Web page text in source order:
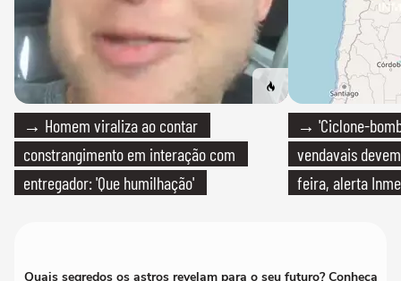
→ Homem viraliza ao contar
constrangimento em interação com
entregador: 'Que humilhação'
→ 'Ciclone-
vendavais
feira, alerta
Quais segredos os astros revelam para o seu futuro? Conheça